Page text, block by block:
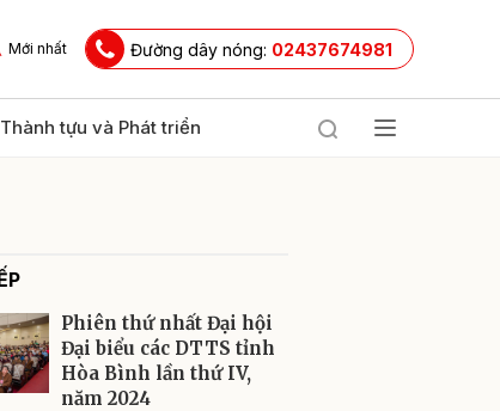
Mới nhất Đường dây nóng: 02437674981
Thành tựu và Phát triển
Phiên thứ nhất Đại hội
Đại biểu các DTTS tỉnh
Hòa Bình lần thứ IV,
năm 2024